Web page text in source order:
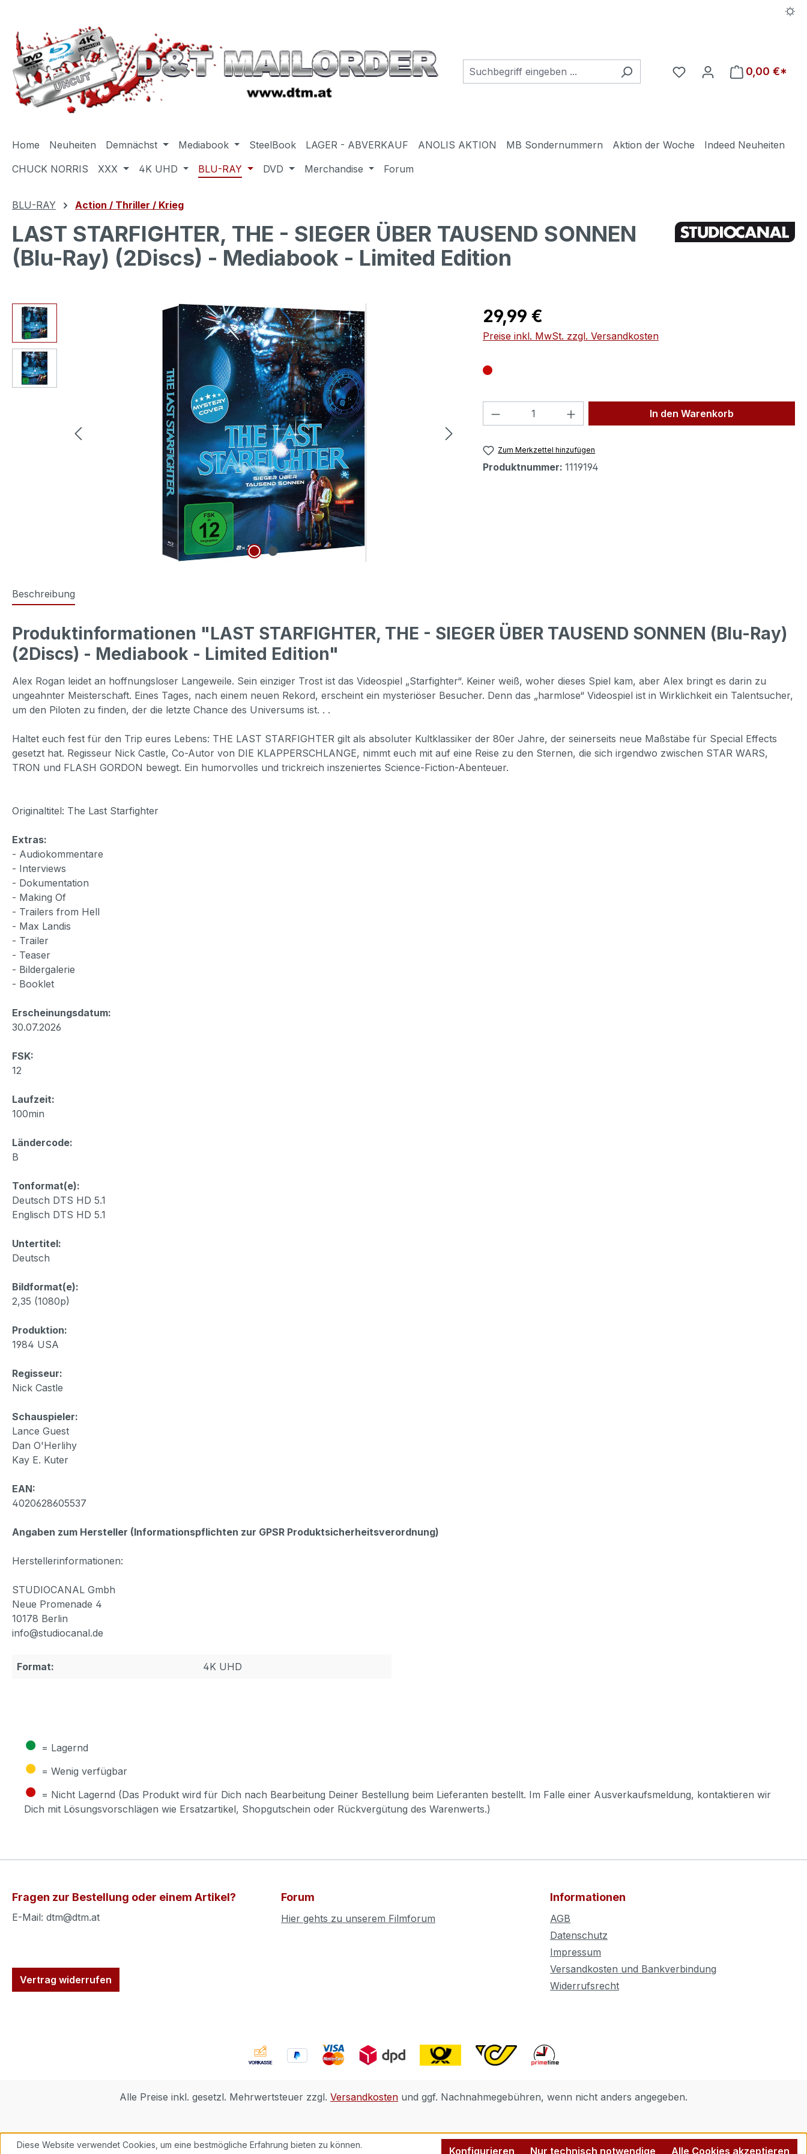
Du hast 0 Produkte auf
0,00 €*
Home Neuheiten Demnächst Mediabook SteelBook LAGER - ABVERKAUF ANOLIS AKTION MB Sondernummern Aktion der Woche
Indeed Neuheiten
CHUCK NORRIS
XXX 4K UHD BLU-RAY DVD Merchandise Forum
BLU-RAY Action / Thriller / Krieg
LAST STARFIGHTER, THE - SIEGER ÜBER TAUSEND SONNEN
(Blu-Ray) (2Discs) - Mediabook - Limited Edition
Bildergalerie überspringen Regulärer Preis:
29,99 €
Preise inkl. MwSt. zzgl. Versandkosten
Produkt Anzahl: Gib den gewünschten Wert
In den Warenkorb
Zum Merkzettel hinzufügen
Produktnummer: 1119194
Beschreibung
Produktinformationen "LAST STARFIGHTER, THE - SIEGER ÜBER TAUSEND SONNEN (Blu-Ray)
(2Discs) - Mediabook - Limited Edition"
Alex Rogan leidet an hoffnungsloser Langeweile. Sein einziger Trost ist das Videospiel „Starfighter“. Keiner weiß, woher dieses Spiel kam, aber Alex bringt es darin zu
ungeahnter Meisterschaft. Eines Tages, nach einem neuen Rekord, erscheint ein mysteriöser Besucher. Denn das „harmlose“ Videospiel ist in Wirklichkeit ein Talentsucher,
um den Piloten zu finden, der die letzte Chance des Universums ist. . .
Haltet euch fest für den Trip eures Lebens: THE LAST STARFIGHTER gilt als absoluter Kultklassiker der 80er Jahre, der seinerseits neue Maßstäbe für Special Effects
gesetzt hat. Regisseur Nick Castle, Co-Autor von DIE KLAPPERSCHLANGE, nimmt euch mit auf eine Reise zu den Sternen, die sich irgendwo zwischen STAR WARS,
TRON und FLASH GORDON bewegt. Ein humorvolles und trickreich inszeniertes Science-Fiction-Abenteuer.
Originaltitel: The Last Starfighter
Extras:
- Audiokommentare
- Interviews
- Dokumentation
- Making Of
- Trailers from Hell
- Max Landis
- Trailer
- Teaser
- Bildergalerie
- Booklet
Erscheinungsdatum:
30.07.2026
FSK:
12
Laufzeit:
100min
Ländercode:
B
Tonformat(e):
Deutsch DTS HD 5.1
Englisch DTS HD 5.1
Untertitel:
Deutsch
Bildformat(e):
2,35 (1080p)
Produktion:
1984 USA
Regisseur:
Nick Castle
Schauspieler:
Lance Guest
Dan O'Herlihy
Kay E. Kuter
EAN:
4020628605537
Angaben zum Hersteller (Informationspflichten zur GPSR Produktsicherheitsverordnung)
Herstellerinformationen:
STUDIOCANAL Gmbh
Neue Promenade 4
10178 Berlin
info@studiocanal.de
Format: 4K UHD
● = Lagernd
● = Wenig verfügbar
● = Nicht Lagernd (Das Produkt wird für Dich nach Bearbeitung Deiner Bestellung beim Lieferanten bestellt. Im Falle einer Ausverkaufsmeldung, kontaktieren wir
Dich mit Lösungsvorschlägen wie Ersatzartikel, Shopgutschein oder Rückvergütung des Warenwerts.)
Fragen zur Bestellung oder einem Artikel?
E-Mail: dtm@dtm.at
Vertrag widerrufen
Forum
Hier gehts zu unserem Filmforum
Informationen
AGB
Datenschutz
Impressum
Versandkosten und Bankverbindung
Widerrufsrecht
Alle Preise inkl. gesetzl. Mehrwertsteuer zzgl. Versandkosten und ggf. Nachnahmegebühren, wenn nicht anders angegeben.
Diese Website verwendet Cookies, um eine bestmögliche Erfahrung bieten zu können.
Nur technisch notwendige
Konfigurieren Alle Cookies akzeptieren